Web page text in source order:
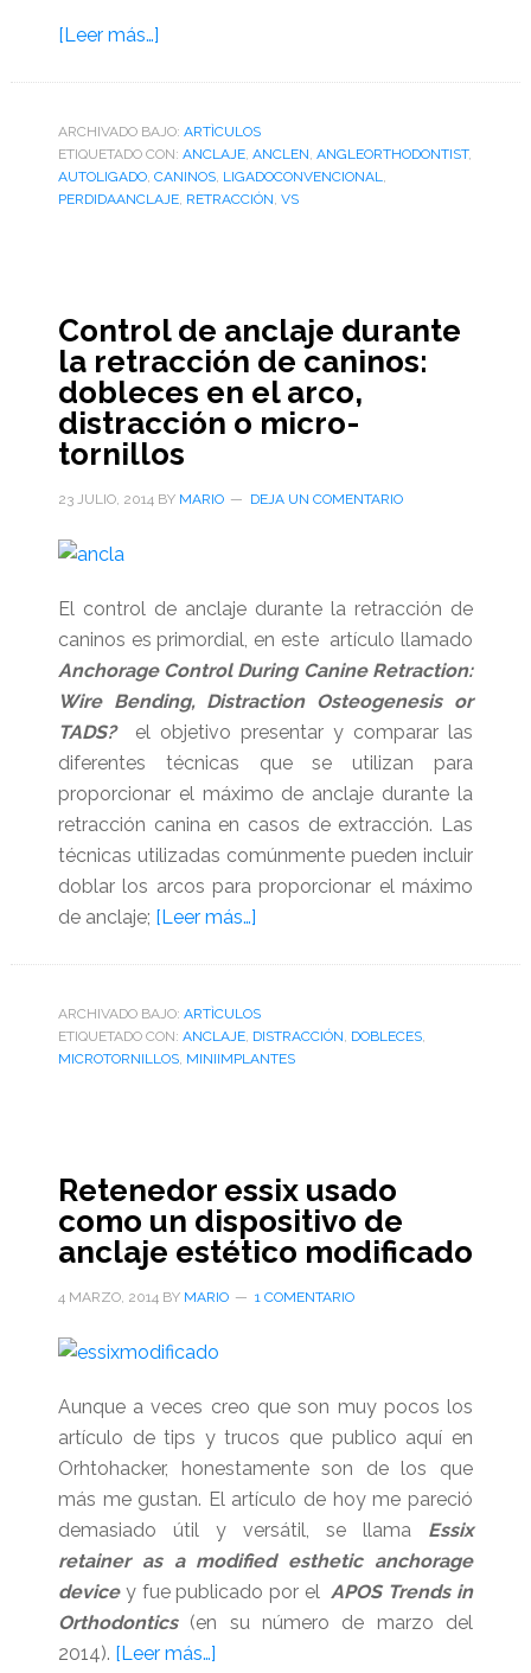
[Leer más…]acerca
de
caninos
y
brackets
de
autoligado
y
brackets
de
ARCHIVADO BAJO: ARTÌCULOS
ETIQUETADO CON: ANCLAJE, ANCLEN, ANGLEORTHODONTIST,
AUTOLIGADO, CANINOS, LIGADOCONVENCIONAL,
PERDIDAANCLAJE, RETRACCIÓN, VS
Control de anclaje durante
la retracción de caninos:
dobleces en el arco,
distracción o micro-
tornillos
23 JULIO, 2014BY MARIO DEJA UN COMENTARIO
El control de anclaje durante la retracción de
caninos es primordial, en este artículo llamado
Anchorage Control During Canine Retraction:
Wire Bending, Distraction Osteogenesis or
TADS?
el objetivo presentar y comparar las
diferentes técnicas que se utilizan para
proporcionar el máximo de anclaje durante la
retracción canina en casos de extracción. Las
técnicas utilizadas comúnmente pueden incluir
doblar los arcos para proporcionar el máximo
de anclaje; [Leer más…]acerca
de
anclaje
durante
caninos:
dobleces
en
micro-
tornillos
ARCHIVADO BAJO: ARTÌCULOS
ETIQUETADO CON: ANCLAJE, DISTRACCIÓN, DOBLECES,
MICROTORNILLOS, MINIIMPLANTES
Retenedor essix usado
como un dispositivo de
anclaje estético modificado
4 MARZO, 2014BY MARIO 1 COMENTARIO
Aunque a veces creo que son muy pocos los
artículo de tips y trucos que publico aquí en
Orhtohacker, honestamente son de los que
más me gustan. El artículo de hoy me pareció
demasiado útil y versátil, se llama Essix
retainer as a modified esthetic anchorage
devicey fue publicado por elAPOS Trends in
Orthodontics(en su número de marzo del
2014). [Leer más…]acerca